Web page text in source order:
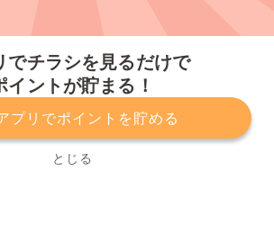
でチラシを見るだけで
イントが貯まる！
プリでポイントを貯める
とじる
ーポリシー 利用規約
運営会社
のお問い合わせ